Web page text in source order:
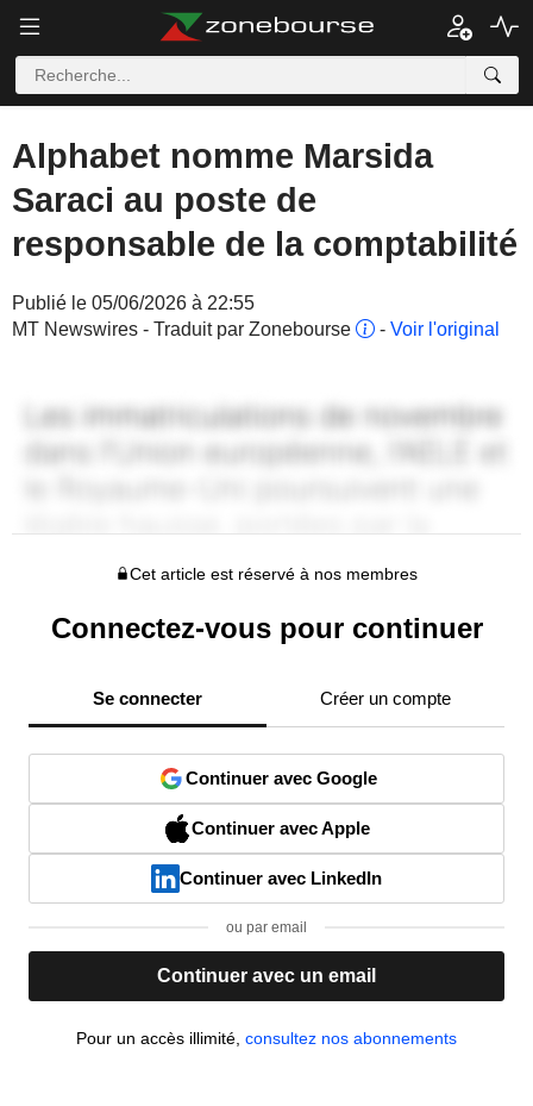
Alphabet nomme Marsida
Saraci au poste de
responsable de la comptabilité
Publié le 05/06/2026 à 22:55
MT Newswires - Traduit par Zonebourse
- Voir l'original
Cet article est réservé à nos membres
Connectez-vous pour continuer
Se connecter Créer un compte
Continuer avec Google
Continuer avec Apple
Continuer avec LinkedIn
ou par email
Continuer avec un email
Pour un accès illimité, consultez nos abonnements